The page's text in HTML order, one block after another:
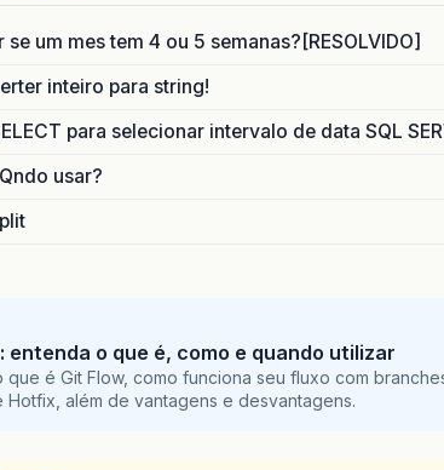
se um mes tem 4 ou 5 semanas?[RESOLVIDO]
inteiro para string!
para selecionar intervalo de data SQL
usar?
entenda o que é, como e quando utilizar
que é Git Flow, como funciona seu fluxo com
Hotfix, além de vantagens e desvantagens.